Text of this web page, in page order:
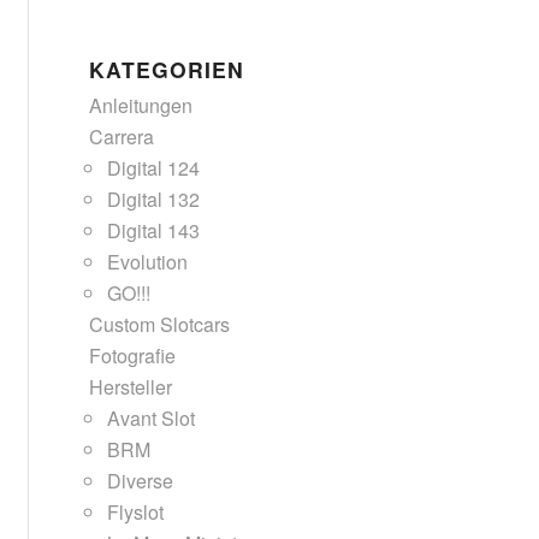
KATEGORIEN
Anleitungen
Carrera
Digital 124
Digital 132
Digital 143
Evolution
GO!!!
Custom Slotcars
Fotografie
Hersteller
Avant Slot
BRM
Diverse
Flyslot